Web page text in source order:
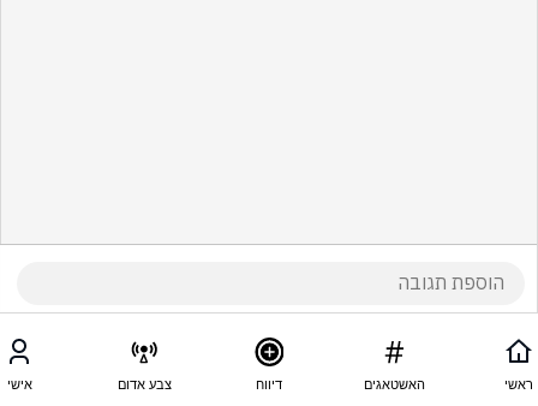
ראשי האשטאגים דיווח צבע אדום אישי